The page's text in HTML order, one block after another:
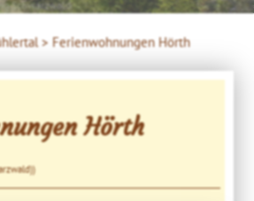
Schwarzwald
> Ferienwohnungen Hörth
Hörth